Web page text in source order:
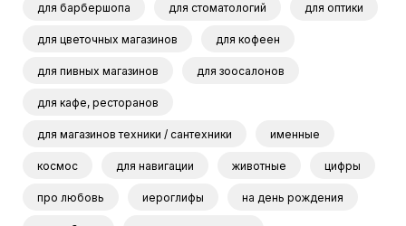
для барбершопа для стоматологий для оптики
для цветочных магазинов для кофеен
для пивных магазинов для зоосалонов
для кафе, ресторанов
для магазинов техники / сантехники именные
космос для навигации животные цифры
про любовь иероглифы на день рождения